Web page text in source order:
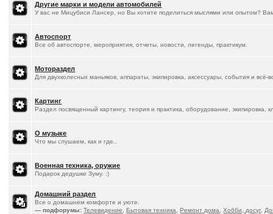
Другие марки и модели автомобилей
У вас не Мицубиси Лансер, но Вы хотите поделиться мыслями или опытом?
Автоспорт
Все об автоспорте, мероприятия, отчеты, новости, легенды, практикум.
Мотораздел
Для двухколесных маньяков, аппараты, экипировка, аксессуары, события и
Картинг
Раздел посвященный картингу, теория и практика, оборудование, экипировка,
О музыке
Что мы слушаем, как и где..
Военная техника, оружие
Подарок дедушке Зуму. :)
Домашний раздел
Все о домашнем комфорте и уюте.
— подфорумы: Телевидение ,Бытовая техника ,Ремонт дома ,Хобби, досуг,